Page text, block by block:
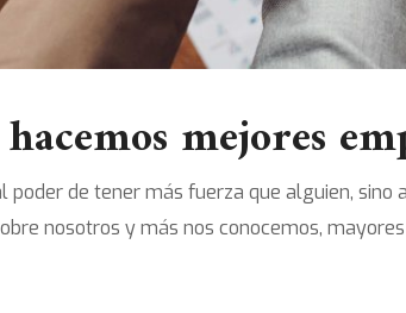
mejores
poder de tener más fuerza que alguien,
nosotros y más nos conocemos,